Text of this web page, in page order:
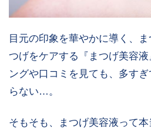
目元の印象を華やかに導く、
つげをケアする『まつげ美容
ングや口コミを見ても、多す
らない…。
そもそも、まつげ美容液って